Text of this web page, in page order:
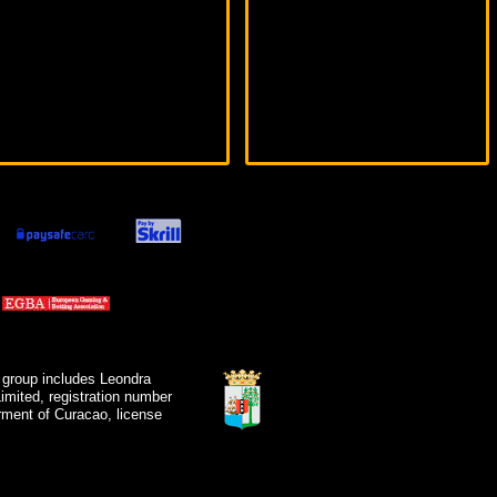
includes Leondra
registration number
of Curacao, license